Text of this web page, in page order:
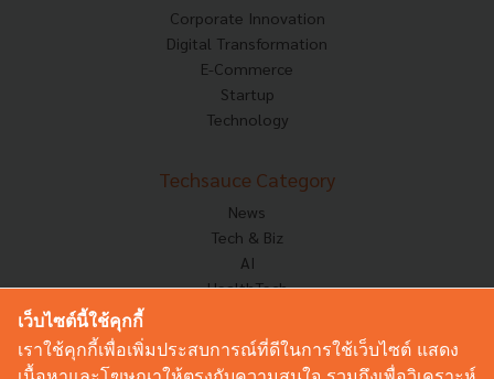
Corporate Innovation
Digital Transformation
E-Commerce
Startup
Technology
Techsauce Category
News
Tech & Biz
AI
HealthTech
Corp Innov
Saucy Thoughts
เว็บไซต์นี้ใช้คุกกี้
เราใช้คุกกี้เพื่อเพิ่มประสบการณ์ที่ดีในการใช้เว็บไซต์ แสดง